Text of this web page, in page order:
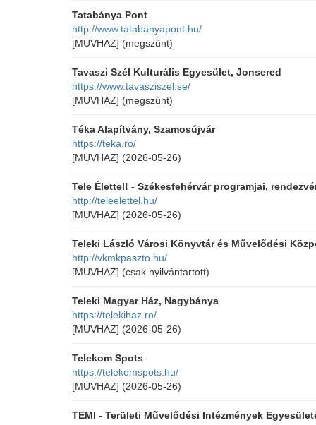
Tatabánya Pont
http://www.tatabanyapont.hu/
[MUVHAZ] (megszűnt)
Tavaszi Szél Kulturális Egyesület, Jonsered
https://www.tavasziszel.se/
[MUVHAZ] (megszűnt)
Téka Alapítvány, Szamosújvár
https://teka.ro/
[MUVHAZ] (2026-05-26)
Tele Élettel! - Székesfehérvár programjai,
http://teleelettel.hu/
[MUVHAZ] (2026-05-26)
Teleki László Városi Könyvtár és Művelődési
http://vkmkpaszto.hu/
[MUVHAZ] (csak nyilvántartott)
Teleki Magyar Ház, Nagybánya
https://telekihaz.ro/
[MUVHAZ] (2026-05-26)
Telekom Spots
https://telekomspots.hu/
[MUVHAZ] (2026-05-26)
TEMI - Területi Művelődési Intézmények